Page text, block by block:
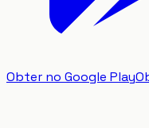
Obter no Google Play